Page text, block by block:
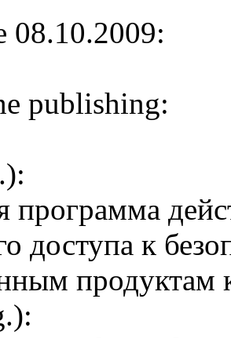
08.10.2009:
publishing:
программа
доступа к
продуктам